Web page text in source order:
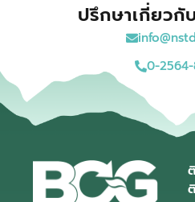
ปรึกษาเกี่ยวกั
0-